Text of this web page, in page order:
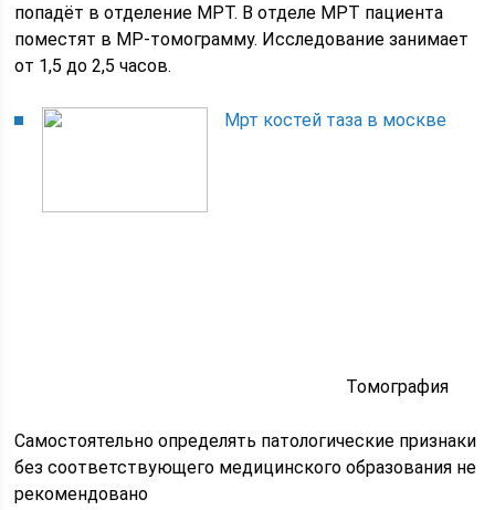
попадёт в отделение МРТ. В отделе МРТ пациента
поместят в МР-томограмму. Исследование занимает
от 1,5 до 2,5 часов.
Мрт костей таза в москве
Томография
Самостоятельно определять патологические признаки
без соответствующего медицинского образования не
рекомендовано